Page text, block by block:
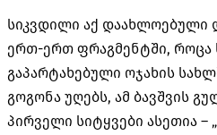
სიკვდილი აქ დაახლოებული
ერთ-ერთ ფრაგმენტში,
გაპარტახებული ოჯახის
გოგონა უღებს, ამ ბავშვის
პირველი სიტყვები ასეთია –